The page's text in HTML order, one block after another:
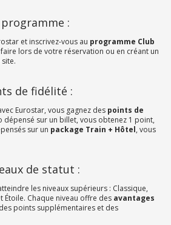
:
et inscrivez-vous au programme Club
lors de votre réservation ou en créant un
de fidélité :
Eurostar, vous gagnez des points de
dépensé sur un billet, vous obtenez 1 point,
sur un package Train + Hôtel, vous
de statut :
les niveaux supérieurs : Classique,
Étoile. Chaque niveau offre des avantages
points supplémentaires et des